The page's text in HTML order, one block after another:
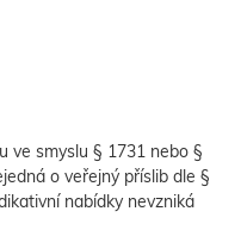
ve smyslu § 1731 nebo §
o veřejný příslib dle §
nabídky nevzniká